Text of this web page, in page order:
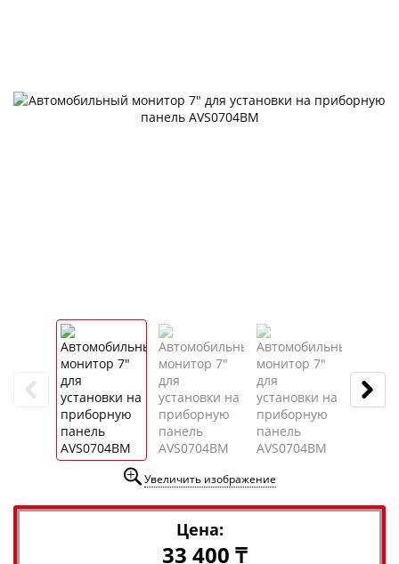
Увеличить изображение
Цена:
33 400 ₸